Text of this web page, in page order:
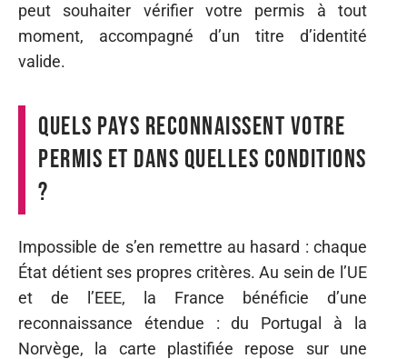
peut souhaiter vérifier votre permis à tout
moment, accompagné d’un titre d’identité
valide.
Quels pays reconnaissent votre
permis et dans quelles conditions
?
Impossible de s’en remettre au hasard : chaque
État détient ses propres critères. Au sein de l’UE
et de l’EEE, la France bénéficie d’une
reconnaissance étendue : du Portugal à la
Norvège, la carte plastifiée repose sur une